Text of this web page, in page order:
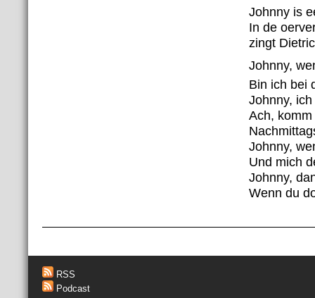
Johnny is
In de
zingt
Johnny,
Bin ich bei
Johnny,
Ach,
Johnny,
Und mich
Johnny,
Wenn du
RSS
Podcast